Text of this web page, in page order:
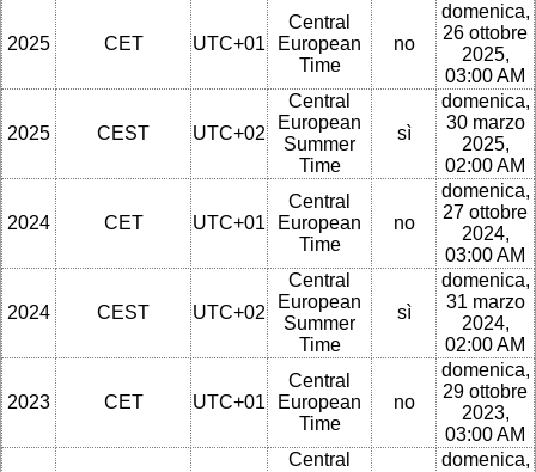
2025 CET UTC+01
Central
European
Time
no
domenica,
26 ottobre
2025,
03:00 AM
2025 CEST UTC+02
Central
European
Summer
Time
sì
domenica,
30 marzo
2025,
02:00 AM
2024 CET UTC+01
Central
European
Time
no
domenica,
27 ottobre
2024,
03:00 AM
2024 CEST UTC+02
Central
European
Summer
Time
sì
domenica,
31 marzo
2024,
02:00 AM
2023 CET UTC+01
Central
European
Time
no
domenica,
29 ottobre
2023,
03:00 AM
Central
domenica,